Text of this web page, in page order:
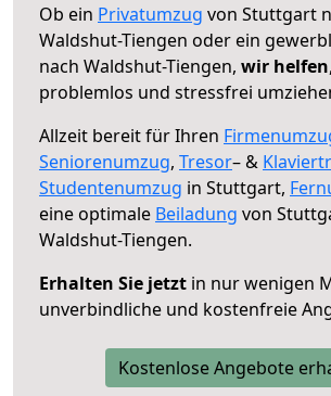
Ob ein Privatumzug von Stuttgart
Waldshut-Tiengen oder ein
nach Waldshut-Tiengen, wir helfen
problemlos und stressfrei
Allzeit bereit für Ihren
Seniorenumzug, Tresor– &
Studentenumzug in Stuttgart,
eine optimale Beiladung von
Waldshut-Tiengen.
Erhalten Sie jetzt in nur wenigen
unverbindliche und kostenfreie
Kostenlose Angebote